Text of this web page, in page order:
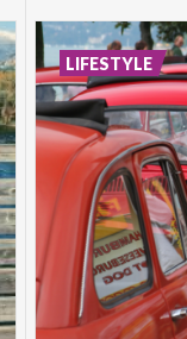
LIFESTYLE